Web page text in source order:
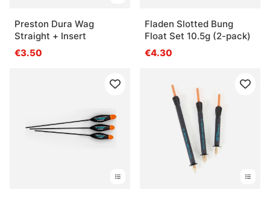
Preston Dura Wag
Straight + Insert
€3.50
Fladen Slotted Bung
Float Set 10.5g (2-pack)
€4.30